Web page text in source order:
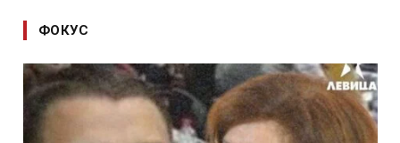
ФОКУС